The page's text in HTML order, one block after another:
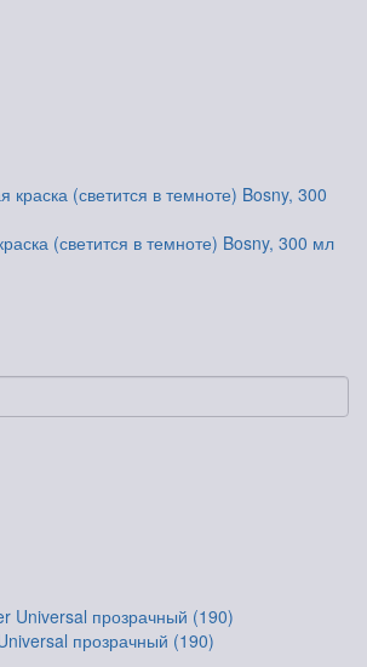
(светится в темноте) Bosny, 300 мл
прозрачный (190)